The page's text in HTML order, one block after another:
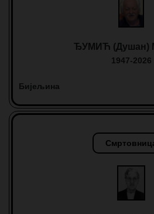
ЂУМИЋ (Душан)
1947-2026
Бијељина